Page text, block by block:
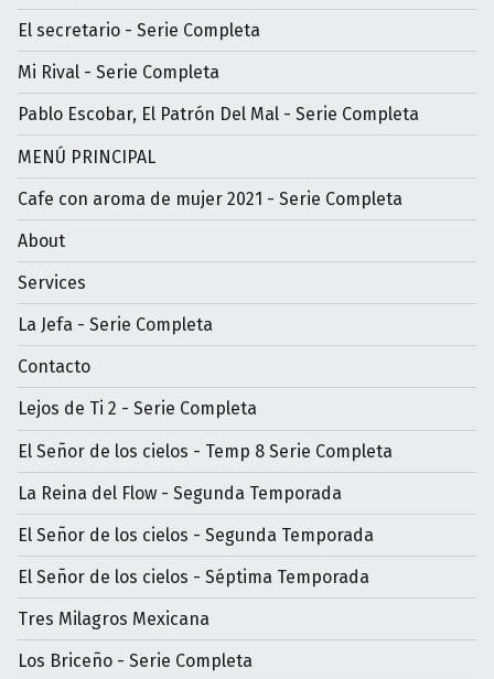
El secretario - Serie Completa
Mi Rival - Serie Completa
Pablo Escobar, El Patrón Del Mal - Serie Completa
MENÚ PRINCIPAL
Cafe con aroma de mujer 2021 - Serie Completa
About
Services
La Jefa - Serie Completa
Contacto
Lejos de Ti 2 - Serie Completa
El Señor de los cielos - Temp 8 Serie Completa
La Reina del Flow - Segunda Temporada
El Señor de los cielos - Segunda Temporada
El Señor de los cielos - Séptima Temporada
Tres Milagros Mexicana
Los Briceño - Serie Completa